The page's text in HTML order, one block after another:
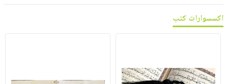
اكسسوارات كتب